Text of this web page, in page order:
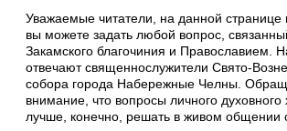
Уважаемые читатели, на данной странице
вы можете задать любой вопрос,
Закамского благочиния и Православием.
отвечают священнослужители Свято-
собора города Набережные Челны.
внимание, что вопросы личного духовного
лучше, конечно, решать в живом общении